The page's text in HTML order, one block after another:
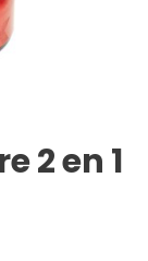
2 en 1